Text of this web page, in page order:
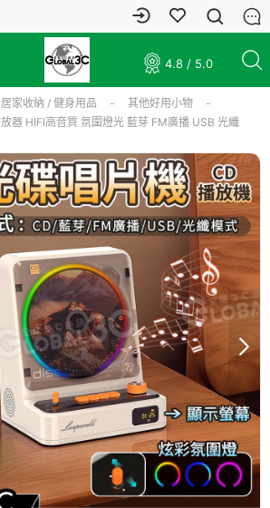
4.8 / 5.0
家收納 / 健身用品 - 其他好用小物
-
器 HIFI高音質 氛圍燈光 藍芽 FM廣播 USB 光纖